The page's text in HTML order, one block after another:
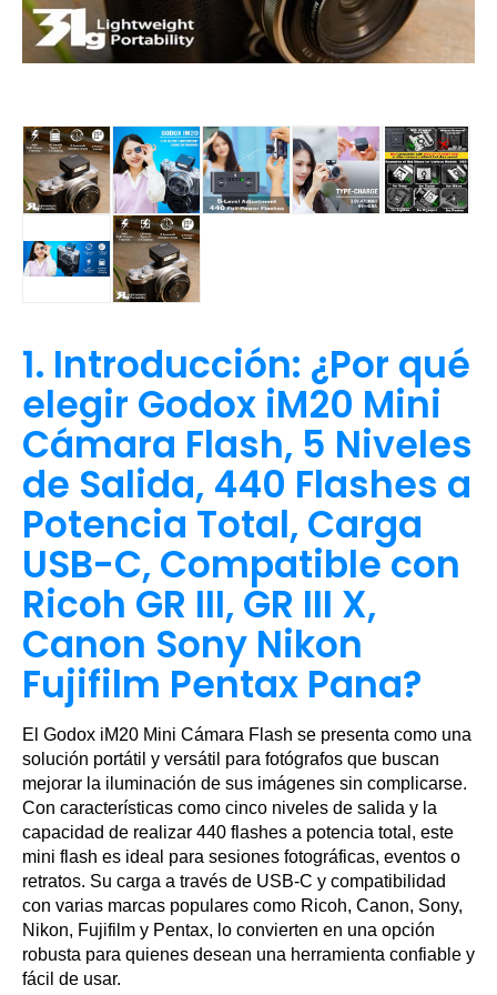
1. Introducción: ¿Por qué
elegir Godox iM20 Mini
Cámara Flash, 5 Niveles
de Salida, 440 Flashes a
Potencia Total, Carga
USB-C, Compatible con
Ricoh GR III, GR III X,
Canon Sony Nikon
Fujifilm Pentax Pana?
El Godox iM20 Mini Cámara Flash se presenta como una
solución portátil y versátil para fotógrafos que buscan
mejorar la iluminación de sus imágenes sin complicarse.
Con características como cinco niveles de salida y la
capacidad de realizar 440 flashes a potencia total, este
mini flash es ideal para sesiones fotográficas, eventos o
retratos. Su carga a través de USB-C y compatibilidad
con varias marcas populares como Ricoh, Canon, Sony,
Nikon, Fujifilm y Pentax, lo convierten en una opción
robusta para quienes desean una herramienta confiable y
fácil de usar.